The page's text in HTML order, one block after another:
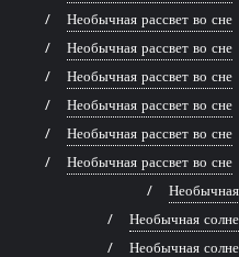
Необычная рассвет во сне
Необычная рассвет во сне
Необычная рассвет во сне
Необычная рассвет во сне
Необычная рассвет во сне
Необычная рассвет во сне
Необычная
Необычная
Необычная